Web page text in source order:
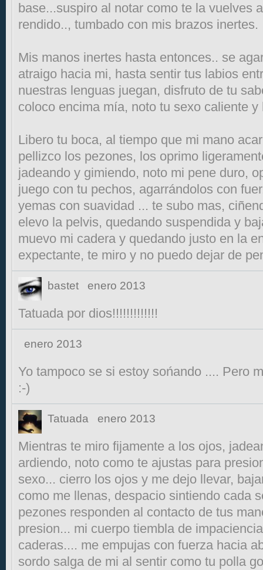
base...suspiro al notar como te la vuelves
rendido.., tumbado con mis brazos inertes.
Mis manos inertes hasta entonces.. se
atraigo hacia mi, hasta sentir tus labios
nuestras lenguas juegan, disfruto de tu
coloco encima mía, noto tu sexo caliente y
Libero tu boca, al tiempo que mi mano
pellizco los pezones, los oprimo
jadeando y gimiendo, noto mi pene duro,
juego con tu pechos, agarrándolos con
yemas con suavidad ... te subo mas,
elevo la pelvis, quedando suspendida y
muevo mi cadera y quedando justo en la
expectante, te miro y no puedo dejar de
bastet enero 2013
Tatuada por dios!!!!!!!!!!!!!
enero 2013
Yo tampoco se si estoy sońando .... Pero
:-)
Tatuada enero 2013
Mientras te miro fijamente a los ojos,
ardiendo, noto como te ajustas para
sexo... cierro los ojos y me dejo llevar,
como me llenas, despacio sintiendo cada
pezones responden al contacto de tus
presion... mi cuerpo tiembla de
caderas.... me empujas con fuerza hacia
sordo salga de mi al sentir como tu polla